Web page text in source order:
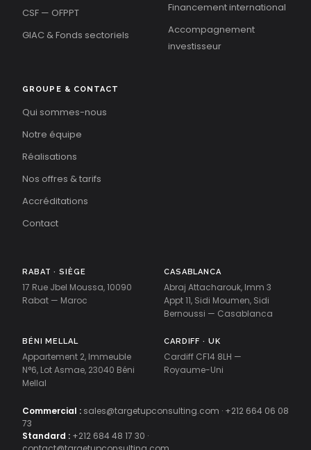
CSF — OFPPT
GIAC & Fonds sectoriels
Financement international
Accompagnement
investisseur
GROUPE & CONTACT
Qui sommes-nous
Notre équipe
Réalisations
Nos offres & tarifs
Accréditations
Contact
RABAT · SIÈGE
17 Rue Jbel Moussa, 10090
Rabat — Maroc
CASABLANCA
Abraj Attacharouk, Imm 3
Appt 11, Sidi Moumen, Sidi
Bernoussi — Casablanca
BÉNI MELLAL
Appartement 2, Immeuble
N°6, Lot Asmae, 23040 Béni
Mellal
CARDIFF · UK
Cardiff CF14 8LH —
Royaume-Uni
Commercial : sales@targetupconsulting.com · +212 664 06 08
73
Standard : +212 684 48 17 30 ·